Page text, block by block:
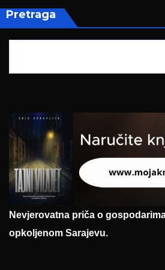
Pretraga
Nevjerovatna priča o
opkoljenom Sarajevu.